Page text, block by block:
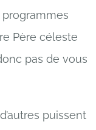
programmes
Père céleste
pas de vous
puissent